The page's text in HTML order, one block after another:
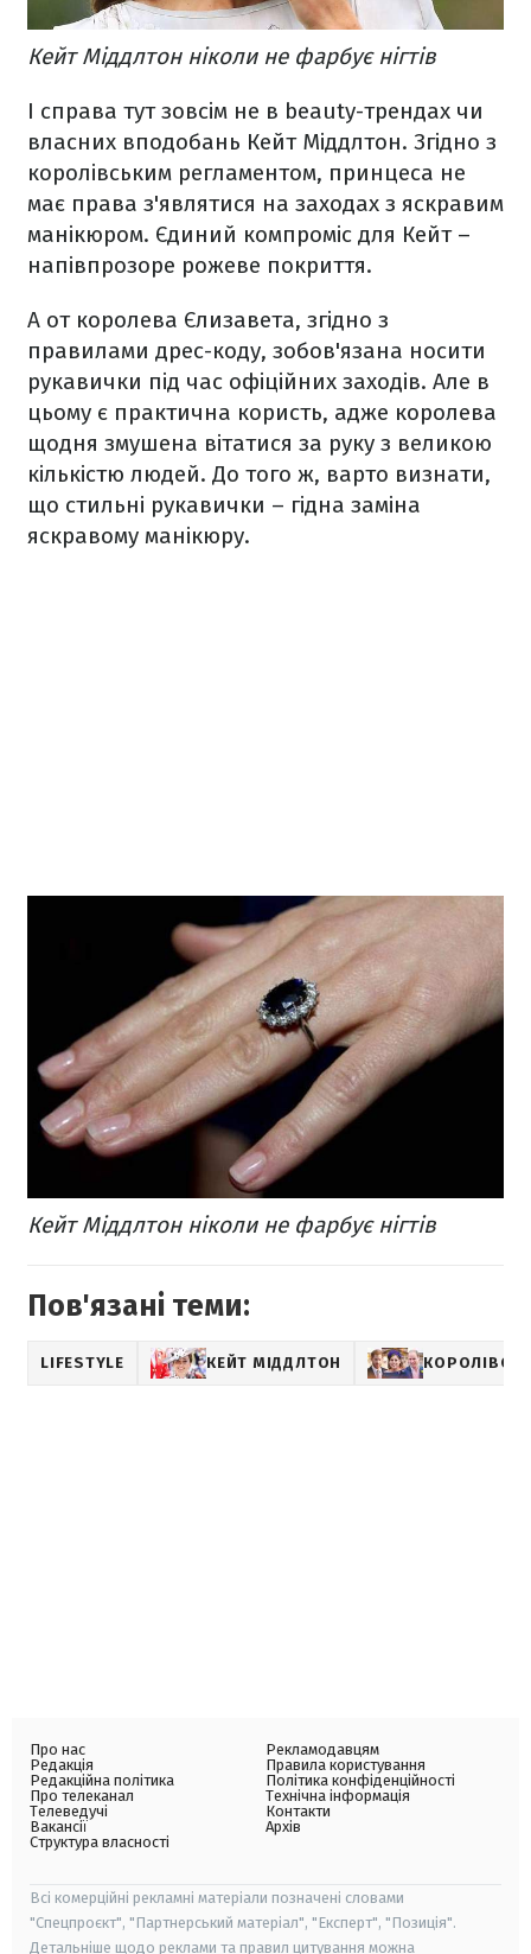
Кейт Міддлтон ніколи не фарбує нігтів
І справа тут зовсім не в beauty-трендах чи
власних вподобань Кейт Міддлтон. Згідно з
королівським регламентом, принцеса не
має права з'являтися на заходах з яскравим
манікюром. Єдиний компроміс для Кейт –
напівпрозоре рожеве покриття.
А от королева Єлизавета, згідно з
правилами дрес-коду, зобов'язана носити
рукавички під час офіційних заходів. Але в
цьому є практична користь, адже королева
щодня змушена вітатися за руку з великою
кількістю людей. До того ж, варто визнати,
що стильні рукавички – гідна заміна
яскравому манікюру.
Кейт Міддлтон ніколи не фарбує нігтів
Пов'язані теми:
LIFESTYLE КЕЙТ МІДДЛТОН
Про нас
Редакція
Редакційна політика
Про телеканал
Телеведучі
Вакансії
Структура власності
Рекламодавцям
Правила користування
Політика конфіденційності
Технічна інформація
Контакти
Архів
Всі комерційні рекламні матеріали позначені словами
"Спецпроєкт", "Партнерський матеріал", "Експерт", "Позиція".
Детальніше щодо реклами та правил цитування можна